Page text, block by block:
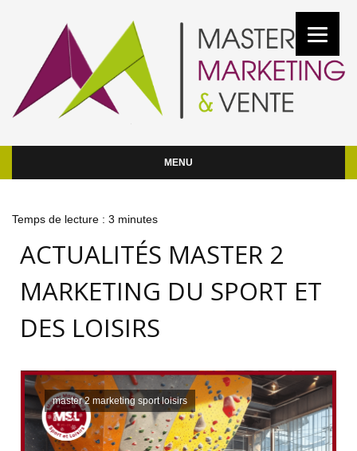
MENU
Temps de lecture : 3 minutes
ACTUALITÉS MASTER 2
MARKETING DU SPORT ET
DES LOISIRS
master 2 marketing sport loisirs